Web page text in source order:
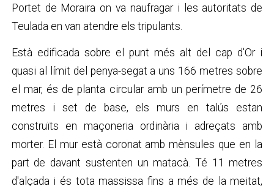
Portet de Moraira on va naufragar i les autoritats de
Teulada en van atendre els tripulants.
Està edificada sobre el punt més alt del cap d'Or i
quasi al límit del penya-segat a uns 166 metres sobre
el mar, és de planta circular amb un perímetre de 26
metres i set de base, els murs en talús estan
construïts en maçoneria ordinària i adreçats amb
morter. El mur està coronat amb mènsules que en la
part de davant sustenten un matacà. Té 11 metres
d'alçada i és tota massissa fins a més de la meitat,